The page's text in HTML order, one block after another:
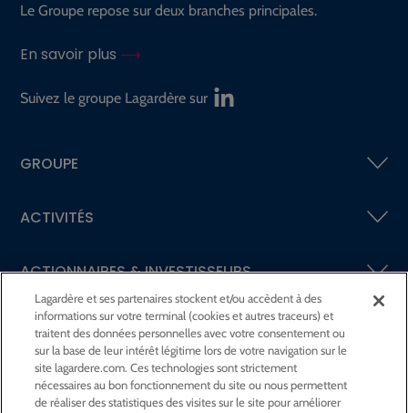
Le Groupe repose sur deux branches principales.
En savoir plus
Suivez le groupe Lagardère sur
GROUPE
ACTIVITÉS
ACTIONNAIRES &INVESTISSEURS
LA RSECHEZ LAGARDÈRE
LA FONDATIONJEAN‑LUC LAGARDÈRE
Lagardère et ses partenaires stockent et/ou accèdent à des
informations sur votre terminal (cookies et autres traceurs) et
traitent des données personnelles avec votre consentement ou
sur la base de leur intérêt légitime lors de votre navigation sur le
site lagardere.com. Ces technologies sont strictement
nécessaires au bon fonctionnement du site ou nous permettent
de réaliser des statistiques des visites sur le site pour améliorer